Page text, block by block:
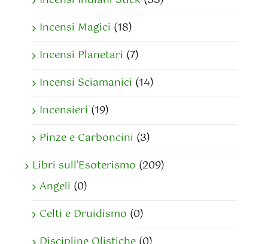
Incensi Magici (18)
Incensi Planetari (7)
Incensi Sciamanici (14)
Incensieri (19)
Pinze e Carboncini (3)
Libri sull'Esoterismo (209)
Angeli (0)
Celti e Druidismo (0)